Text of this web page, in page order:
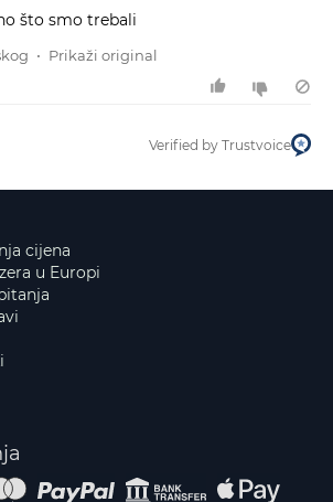
što smo trebali
• Prikaži original
Verified by Trustvoice
cijena
u Europi